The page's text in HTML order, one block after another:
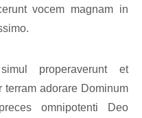
vocem magnam in
properaverunt et
terram adorare Dominum
omnipotenti Deo